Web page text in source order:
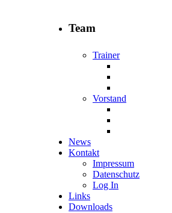
Team
Trainer
Vorstand
News
Kontakt
Impressum
Datenschutz
Log In
Links
Downloads